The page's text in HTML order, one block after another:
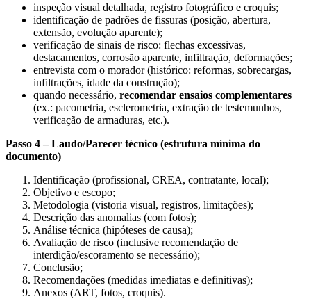
inspeção visual detalhada, registro fotográfico e croquis;
identificação de padrões de fissuras (posição, abertura,
extensão, evolução aparente);
verificação de sinais de risco: flechas excessivas,
destacamentos, corrosão aparente, infiltração, deformações;
entrevista com o morador (histórico: reformas, sobrecargas,
infiltrações, idade da construção);
quando necessário, recomendar ensaios complementares
(ex.: pacometria, esclerometria, extração de testemunhos,
verificação de armaduras, etc.).
Passo 4 – Laudo/Parecer técnico (estrutura mínima do
documento)
Identificação (profissional, CREA, contratante, local);
Objetivo e escopo;
Metodologia (vistoria visual, registros, limitações);
Descrição das anomalias (com fotos);
Análise técnica (hipóteses de causa);
Avaliação de risco (inclusive recomendação de
interdição/escoramento se necessário);
Conclusão;
Recomendações (medidas imediatas e definitivas);
Anexos (ART, fotos, croquis).